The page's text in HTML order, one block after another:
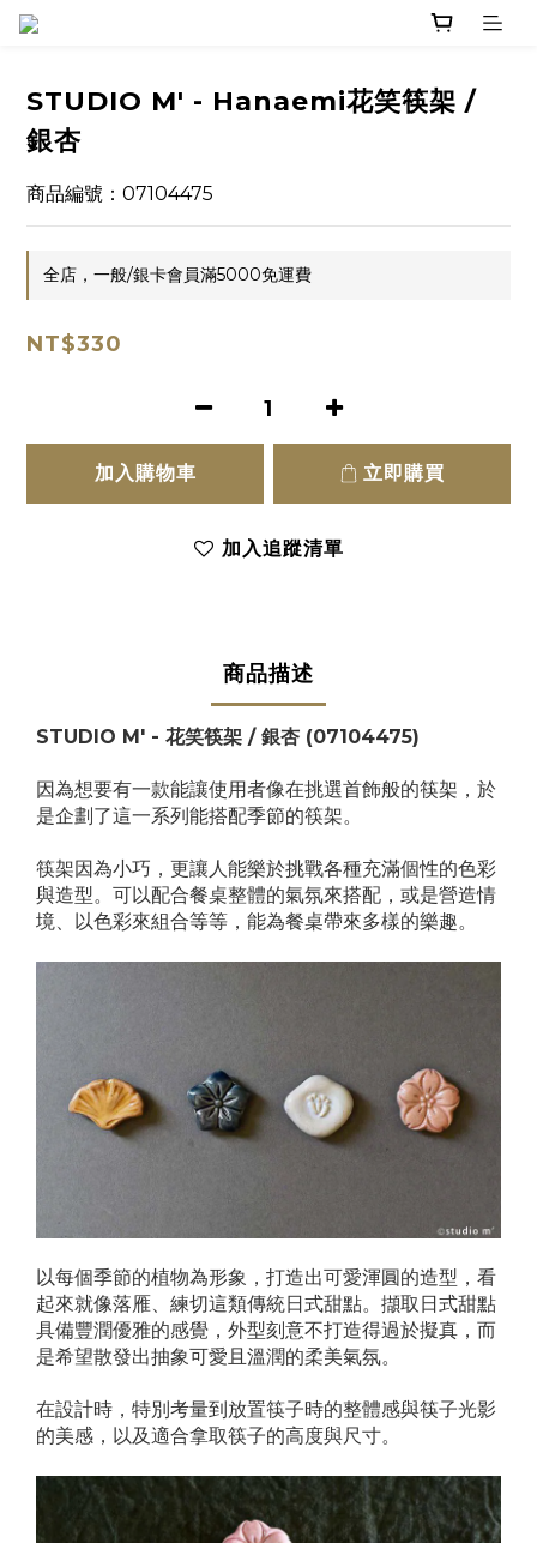
STUDIO M' - Hanaemi花笑筷架 /
銀杏
商品編號：07104475
全店，一般/銀卡會員滿5000免運費
NT$330
加入購物車 立即購買
加入追蹤清單
商品描述
STUDIO M' - 花笑筷架 / 銀杏 (07104475)
因為想要有一款能讓使用者像在挑選首飾般的筷架，於
是企劃了這一系列能搭配季節的筷架。
筷架因為小巧，更讓人能樂於挑戰各種充滿個性的色彩
與造型。可以配合餐桌整體的氣氛來搭配，或是營造情
境、以色彩來組合等等，能為餐桌帶來多樣的樂趣。
以每個季節的植物為形象，打造出可愛渾圓的造型，看
起來就像落雁、練切這類傳統日式甜點。擷取日式甜點
具備豐潤優雅的感覺，外型刻意不打造得過於擬真，而
是希望散發出抽象可愛且溫潤的柔美氣氛。
在設計時，特別考量到放置筷子時的整體感與筷子光影
的美感，以及適合拿取筷子的高度與尺寸。